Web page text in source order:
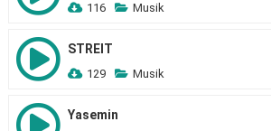
116 Musik
STREIT
129 Musik
Yasemin